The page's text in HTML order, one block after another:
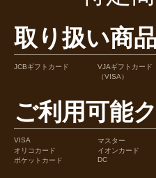
取り扱い商
JCBギフトカード
VJAギフトカード
（VISA）
ご利用可能
VISA マスター
オリコカード
イオンカード
ポケットカード
DC